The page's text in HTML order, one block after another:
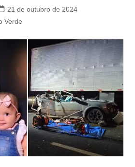
21 de outubro de 2024
Verde